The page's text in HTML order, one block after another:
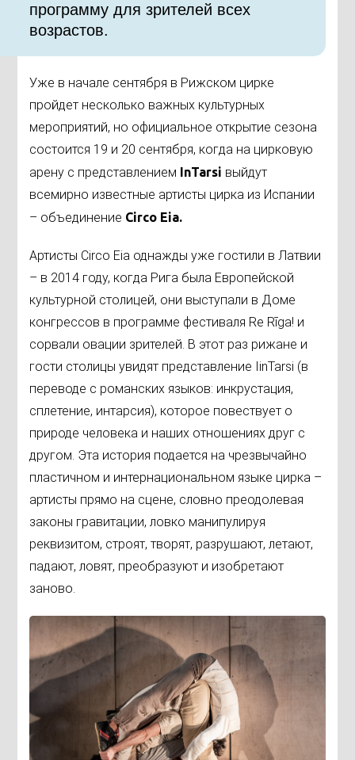
программу для зрителей всех
возрастов.
Уже в начале сентября в Рижском цирке
пройдет несколько важных культурных
мероприятий, но официальное открытие сезона
состоится 19 и 20 сентября, когда на цирковую
арену с представлением InTarsi выйдут
всемирно известные артисты цирка из Испании
– объединение Circo Eia.
Артисты Circo Eia однажды уже гостили в Латвии
– в 2014 году, когда Рига была Европейской
культурной столицей, они выступали в Доме
конгрессов в программе фестиваля Re Rīga! и
сорвали овации зрителей. В этот раз рижане и
гости столицы увидят представление IinTarsi (в
переводе с романских языков: инкрустация,
сплетение, интарсия), которое повествует о
природе человека и наших отношениях друг с
другом. Эта история подается на чрезвычайно
пластичном и интернациональном языке цирка –
артисты прямо на сцене, словно преодолевая
законы гравитации, ловко манипулируя
реквизитом, строят, творят, разрушают, летают,
падают, ловят, преобразуют и изобретают
заново.